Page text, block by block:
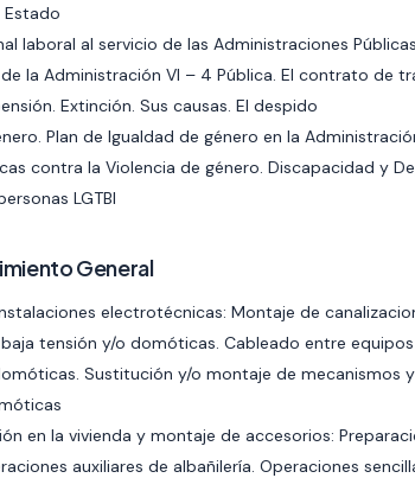
Estado
laboral al servicio de las Administraciones
la Administración VI – 4 Pública. El contrato de
Extinción. Sus causas. El despido
Plan de Igualdad de género en la
contra la Violencia de género. Discapacidad y
LGTBI
General
electrotécnicas: Montaje de
tensión y/o domóticas. Cableado entre
Sustitución y/o montaje de mecanismos
en la vivienda y montaje de accesorios:
auxiliares de albañilería. Operaciones